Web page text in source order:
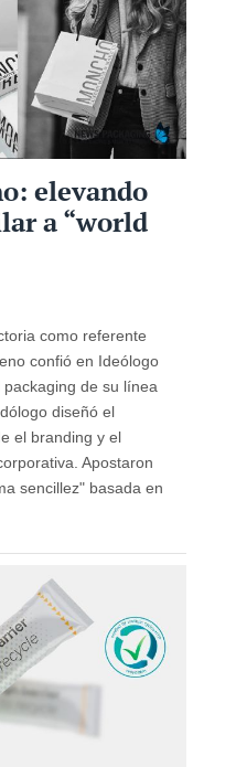
elevando
a “world
como referente
confió en Ideólogo
de su línea
diseñó el
el branding y el
Apostaron
sencillez" basada en